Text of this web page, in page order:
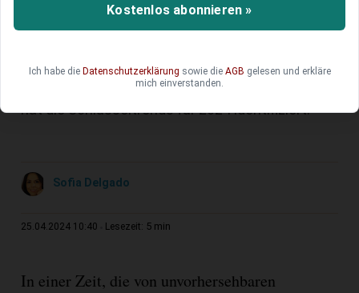
In einer Ära schneller Veränderungen wird die
Analyse von Trends in der
entscheidender. Die Akademische Gesellschaft
für Unternehmensführung und Kommunikation
hat die Schlüsseltrends für 2024 identifiziert.
Sofia Delgado
25.04.2024 10:40 Lesezeit: 5 min
In einer Zeit, die von unvorhersehbaren
Kostenlos abonnieren »
Ich habe die Datenschutzerklärung sowie die AGB gelesen und erkläre
mich einverstanden.